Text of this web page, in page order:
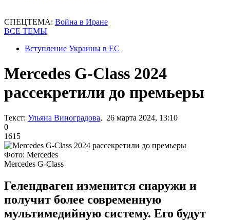
СПЕЦТЕМА: Война в Иране
ВСЕ ТЕМЫ
Вступление Украины в ЕС
Mercedes G-Class 2024
рассекретили до премьеры
Текст: Ульяна Виноградова, 26 марта 2024, 13:10
0
1615
Фото: Mercedes
Mercedes G-Class
Гелендваген изменится снаружи и
получит более современную
мультимедийную систему. Его будут